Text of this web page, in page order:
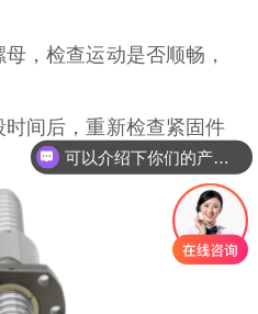
，检查运动是否顺畅，
间后，重新检查紧固件
可以介绍下你们的产品么